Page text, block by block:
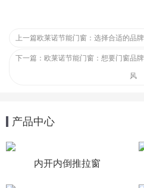
上一篇欧莱诺节能门窗：选择合适的品
下一篇： 欧莱诺节能门窗：想要门窗品
风
产品中心
内开内倒推拉窗